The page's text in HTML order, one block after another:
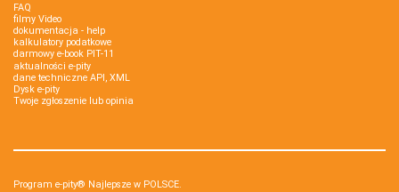
FAQ
filmy Video
dokumentacja - help
kalkulatory podatkowe
darmowy e-book PIT-11
aktualności e-pity
dane techniczne API, XML
Dysk e-pity
Twoje zgłoszenie lub opinia
Program e-pity® Najlepsze w POLSCE.